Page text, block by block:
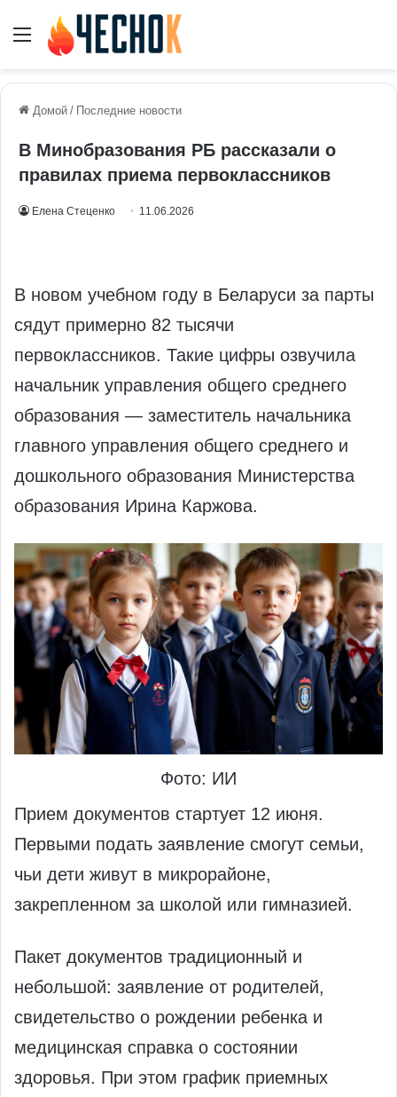
Меню
Домой / Последние новости
В Минобразования РБ рассказали о
правилах приема первоклассников
Елена Стеценко 11.06.2026
В новом учебном году в Беларуси за парты
сядут примерно 82 тысячи
первоклассников. Такие цифры озвучила
начальник управления общего среднего
образования — заместитель начальника
главного управления общего среднего и
дошкольного образования Министерства
образования Ирина Каржова.
Фото: ИИ
Прием документов стартует 12 июня.
Первыми подать заявление смогут семьи,
чьи дети живут в микрорайоне,
закрепленном за школой или гимназией.
Пакет документов традиционный и
небольшой: заявление от родителей,
свидетельство о рождении ребенка и
медицинская справка о состоянии
здоровья. При этом график приемных